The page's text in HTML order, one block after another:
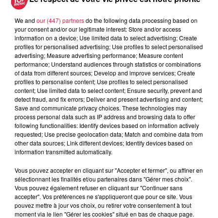
À découvrir également
We and our (447) partnersdo the following data processing based on
your consent and/or our legitimate interest: Store and/or access
information on a device; Use limited data to select advertising; Create
profiles for personalised advertising; Use profiles to select personalised
advertising; Measure advertising performance; Measure content
performance; Understand audiences through statistics or combinations
of data from different sources; Develop and improve services; Create
profiles to personalise content; Use profiles to select personalised
content; Use limited data to select content; Ensure security, prevent and
detect fraud, and fix errors; Deliver and present advertising and content;
Save and communicate privacy choices. These technologies may
process personal data such as IP address and browsing data to offer
following functionalities: Identify devices based on information actively
requested; Use precise geolocation data; Match and combine data from
other data sources; Link different devices; Identify devices based on
information transmitted automatically.
Vous pouvez accepter en cliquant sur "Accepter et fermer", ou affiner en
sélectionnant les finalités et/ou partenaires dans "Gérer mes choix".
Vous pouvez également refuser en cliquant sur "Continuer sans
accepter". Vos préférences ne s'appliqueront que pour ce site. Vous
pouvez mettre à jour vos choix, ou retirer votre consentement à tout
moment via le lien "Gérer les cookies" situé en bas de chaque page.